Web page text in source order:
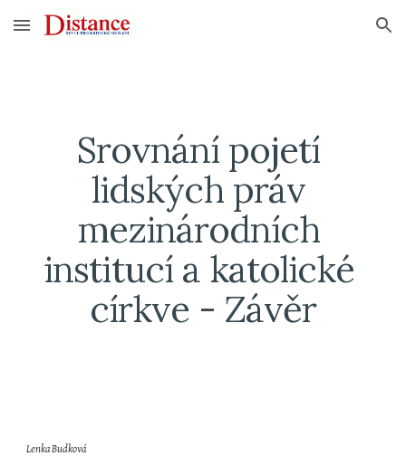
Skip to main content Skip to navigation
Srovnání pojetí
lidských práv
mezinárodních
institucí a katolické
církve - Závěr
Lenka Budková